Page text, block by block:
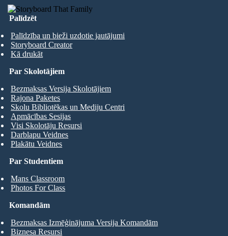
Palīdzēt
Palīdzība un bieži uzdotie jautājumi
Storyboard Creator
Kā drukāt
Par Studentiem
Mans Classroom
Photos For Class
Par Skolotājiem
Bezmaksas Versija Skolotājiem
Rajona Paketes
Skolu Bibliotēkas un Mediju Centri
Apmācības Sesijas
Visi Skolotāju Resursi
Darblapu Veidnes
Plakātu Veidnes
Komandām
Bezmaksas Izmēģinājuma Versija Komandām
Biznesa Resursi